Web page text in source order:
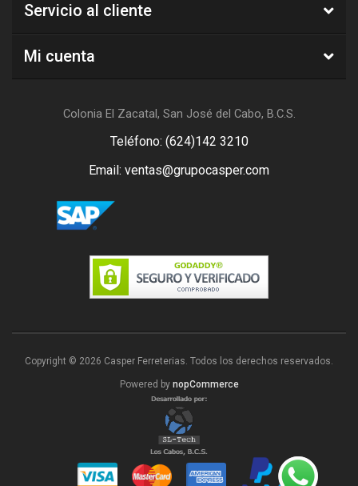
Servicio al cliente
Mi cuenta
Colonia El Zacatal, San José del Cabo, B.C.S.
Teléfono: (624)142 3210
Email: ventas@grupocasper.com
Copyright © 2026 Casper Ferreterias. Todos los derechos reservados.
Powered by nopCommerce